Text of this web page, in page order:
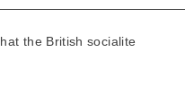
the British socialite